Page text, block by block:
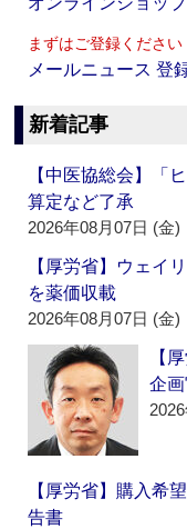
まずはご登録ください
メールニュース 登
新着記事
【中医協総会】「
算定など了承
2026年08月07日 (金)
【厚労省】ウェイ
を薬価収載
2026年08月07日 (金)
【
企
【厚労省】購入希
告書